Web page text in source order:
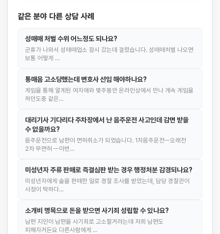
같은 분야 다른 상담 사례
성매매 처벌 수위 어느정도 되나요?
군휴가 나와서 성매매업소 잠시 갔는데 걸렸습니다. 성매매처벌 나오면
보통 어떻게 …
통매음 고소당했는데 변호사 선임 해야하나요?
게임을 통해 알게된 여자애와 몇주동안 온라인상에서 만나 계속 게임을
하던도중 같은…
대리기사 기다리다 주차장에서 난 음주운전 사고인데 감면 받을
수 없을까요?
음주운전으로 남편이 면허취소가 되었습니다. 1차음주운전ㅡ오래전
2차 무면허 ㅡ이번…
미성년자 주류 판매로 즉결심판 받는 경우 행정처분 감경되나요?
미성년자에게 술을 판매한 일로 경찰 조사를 받았는데, 담당 경찰관이
사정이 딱하다…
소개비 명목으로 돈을 받으면 사기죄 성립할 수 있나요?
남편 지인이 남편을 사기죄로 고소할거라는데 저희 남편도
피해자거든요 다른사람에게 …